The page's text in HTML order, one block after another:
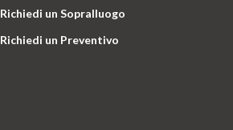
Richiedi un Sopralluogo
Richiedi un Preventivo